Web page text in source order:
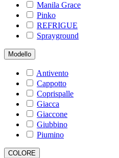
Manila Grace
Pinko
REFRIGUE
Sprayground
Modello
Antivento
Cappotto
Coprispalle
Giacca
Giaccone
Giubbino
Piumino
COLORE